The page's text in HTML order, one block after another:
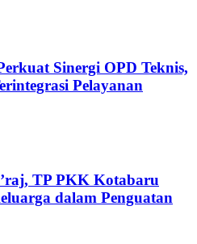
Sinergi OPD Teknis,
Pelayanan
TP PKK Kotabaru
dalam Penguatan